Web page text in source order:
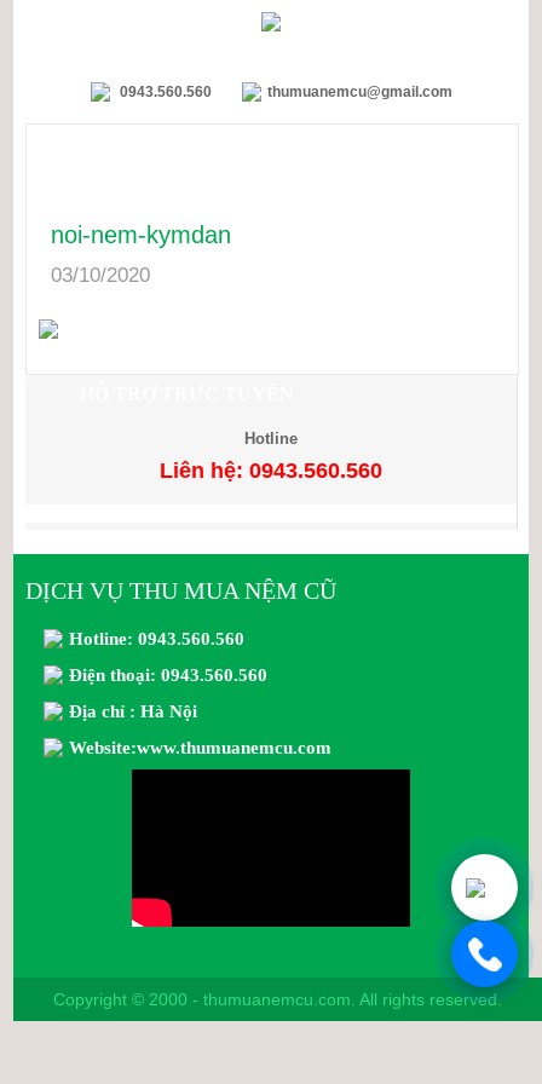
0943.560.560 thumuanemcu@gmail.com
noi-nem-kymdan
03/10/2020
Hotline
Liên hệ: 0943.560.560
DỊCH VỤ THU MUA NỆM CŨ
Hotline: 0943.560.560
Điện thoại: 0943.560.560
Địa chỉ : Hà Nội
Website:www.thumuanemcu.com
Copyright © 2000 - thumuanemcu.com. All rights reserved.